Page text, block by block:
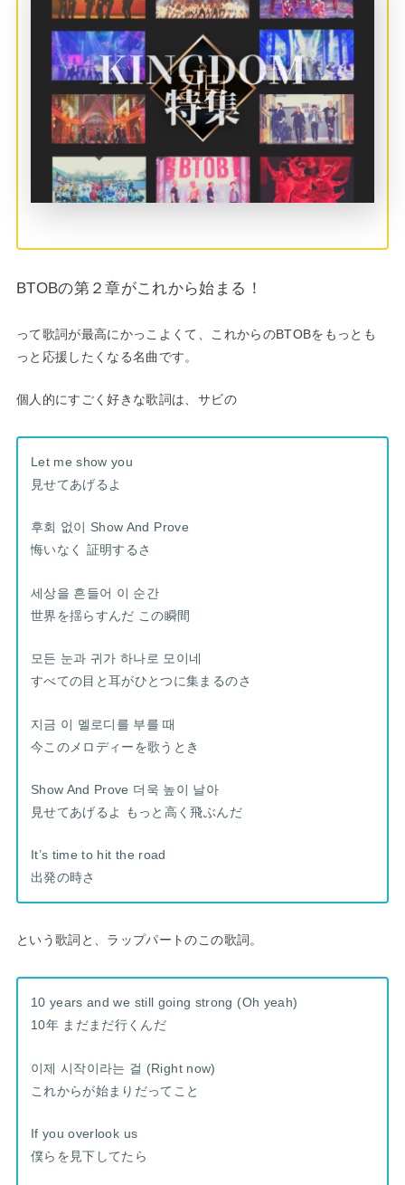
BTOBの第２章がこれから始まる！
って歌詞が最高にかっこよくて、これからのBTOBをもっとも
っと応援したくなる名曲です。
個人的にすごく好きな歌詞は、サビの
Let me show you
見せてあげるよ
후회 없이 Show And Prove
悔いなく 証明するさ
세상을 흔들어 이 순간
世界を揺らすんだ この瞬間
모든 눈과 귀가 하나로 모이네
すべての目と耳がひとつに集まるのさ
지금 이 멜로디를 부를 때
今このメロディーを歌うとき
Show And Prove 더욱 높이 날아
見せてあげるよ もっと高く飛ぶんだ
It’s time to hit the road
出発の時さ
という歌詞と、ラップパートのこの歌詞。
10 years and we still going strong (Oh yeah)
10年 まだまだ行くんだ
이제 시작이라는 걸 (Right now)
これからが始まりだってこと
If you overlook us
僕らを見下してたら